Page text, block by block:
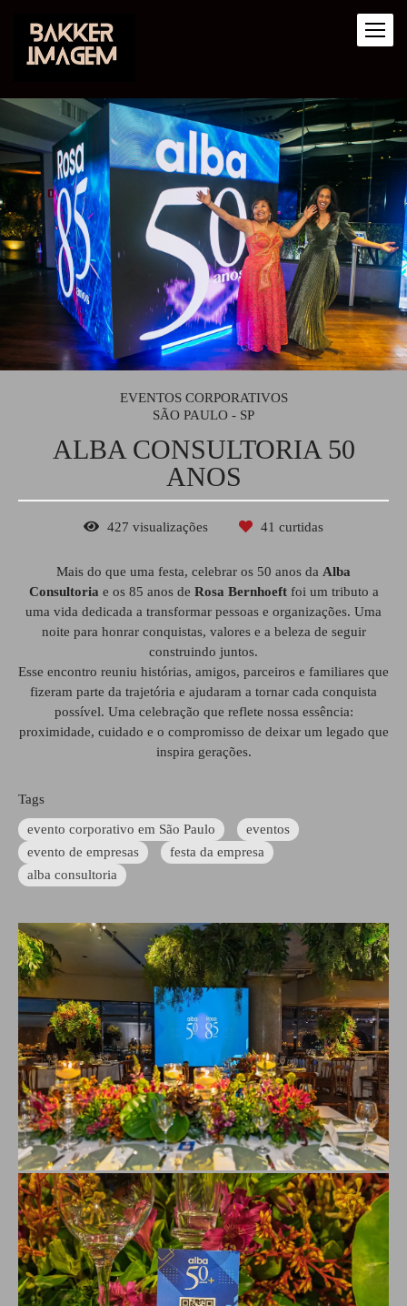
EVENTOS CORPORATIVOS
SÃO PAULO - SP
ALBA CONSULTORIA 50
ANOS
427 visualizações 41 curtidas
Mais do que uma festa, celebrar os 50 anos da Alba
Consultoria e os 85 anos de Rosa Bernhoeftfoi um tributo a
uma vida dedicada a transformar pessoas e organizações. Uma
noite para honrar conquistas, valores e a beleza de seguir
construindo juntos.
Esse encontro reuniu histórias, amigos, parceiros e familiares que
fizeram parte da trajetória e ajudaram a tornar cada conquista
possível. Uma celebração que reflete nossa essência:
proximidade, cuidado e o compromisso de deixar um legado que
inspira gerações.
Tags
evento corporativo em São Paulo
eventos
evento de empresas
festa da empresa
alba consultoria